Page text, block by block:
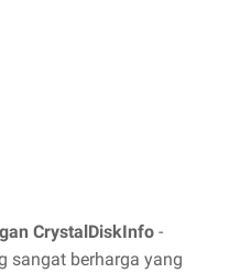
CrystalDiskInfo -
sangat berharga yang